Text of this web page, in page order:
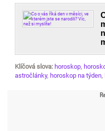
Klíčová slova: horoskop,
astročlánky, horoskop na týden,